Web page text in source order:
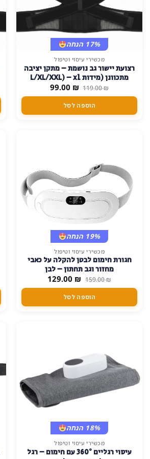
17% הנחה
מכשירי עיסוי וטיפול
רצועת יישור גב נושמת – מתקן יציבה
מתכוונן (מידות L/XL/XXL) – xl
119.00₪ המחיר
המקורי
היה:
119.00 ₪.
99.00 ₪ המחיר
הנוכחי
הוספה לסל
19% הנחה
מכשירי עיסוי וטיפול
חגורת חימום לבטן להקלה על כאבי
מחזור וגב תחתון – לבן
159.00₪ המחיר
המקורי
היה:
159.00 ₪.
129.00 ₪ המחיר
הנוכחי
הוספה לסל
18% הנחה
מכשירי עיסוי וטיפול
עיסוי רגליים 360° עם חימום – רגל